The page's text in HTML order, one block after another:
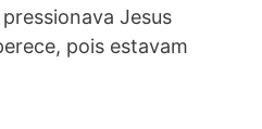
Jesus
pois estavam